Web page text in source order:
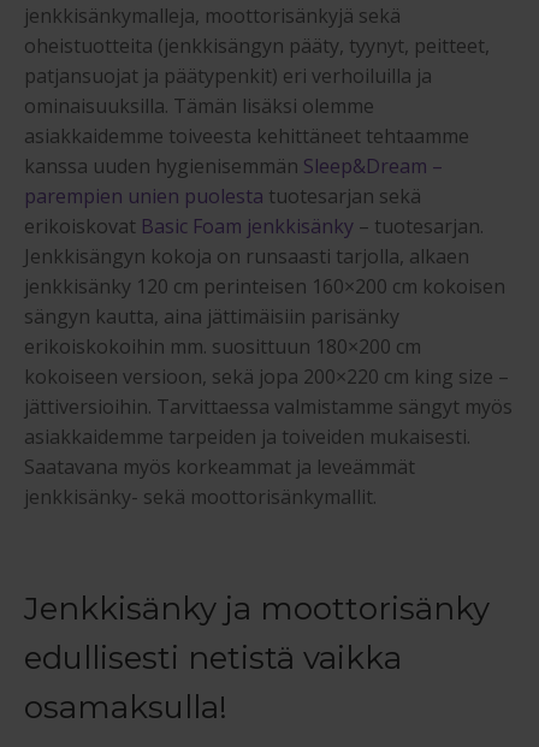
jenkkisänkymalleja, moottorisänkyjä sekä
oheistuotteita (jenkkisängyn pääty, tyynyt, peitteet,
patjansuojat ja päätypenkit) eri verhoiluilla ja
ominaisuuksilla. Tämän lisäksi olemme
asiakkaidemme toiveesta kehittäneet tehtaamme
kanssa uuden hygienisemmän Sleep&Dream –
parempien unien puolesta tuotesarjan sekä
erikoiskovat Basic Foam jenkkisänky – tuotesarjan.
Jenkkisängyn kokoja on runsaasti tarjolla, alkaen
jenkkisänky 120 cm perinteisen 160×200 cm kokoisen
sängyn kautta, aina jättimäisiin parisänky
erikoiskokoihin mm. suosittuun 180×200 cm
kokoiseen versioon, sekä jopa 200×220 cm king size –
jättiversioihin. Tarvittaessa valmistamme sängyt myös
asiakkaidemme tarpeiden ja toiveiden mukaisesti.
Saatavana myös korkeammat ja leveämmät
jenkkisänky- sekä moottorisänkymallit.
Jenkkisänky ja moottorisänky
edullisesti netistä vaikka
osamaksulla!